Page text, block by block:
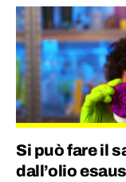
videocamera,
DeNa e lo
Si può fare il
dall’olio